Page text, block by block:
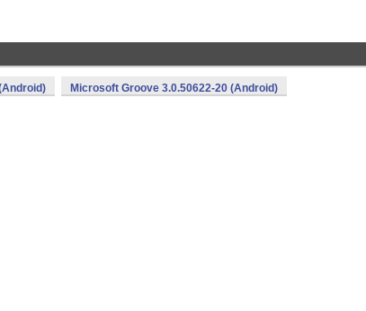
Microsoft Groove 3.0.50622-20 (Android)